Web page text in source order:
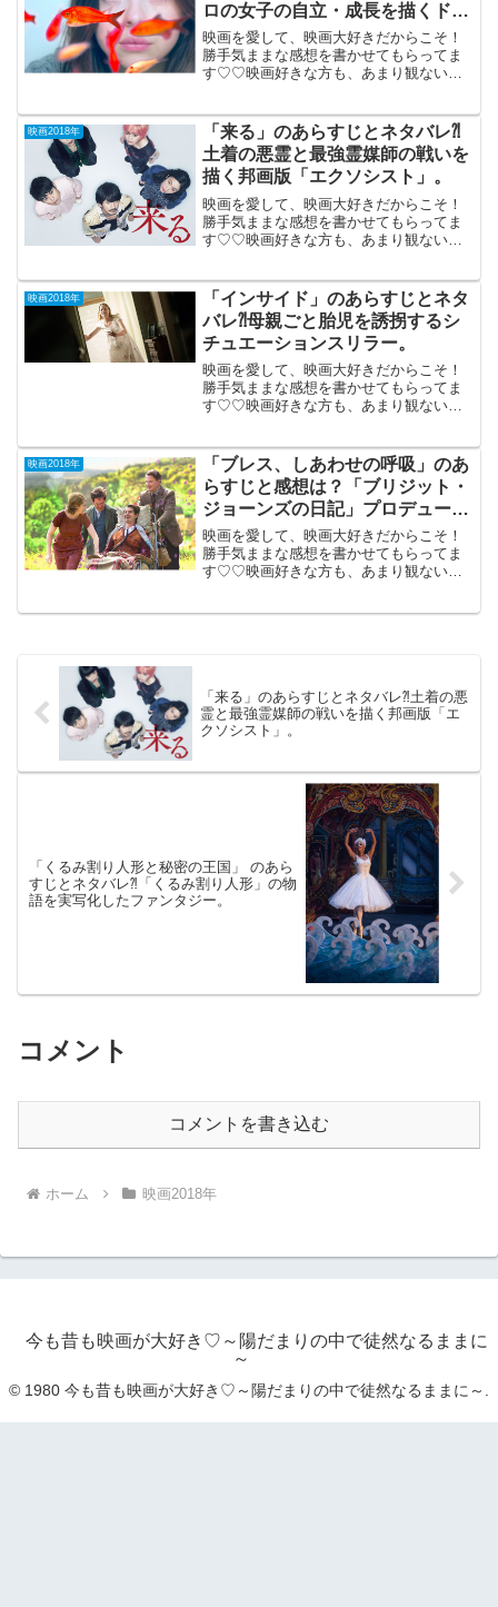
ロの女子の自立・成長を描くドラ
マ。
映画を愛して、映画大好きだからこそ！
勝手気ままな感想を書かせてもらってま
す♡♡映画好きな方も、あまり観ない方
10月20日公開（98分）コミュ...
映画2018年
「来る」のあらすじとネタバレ⁈
土着の悪霊と最強霊媒師の戦いを
描く邦画版「エクソシスト」。
映画を愛して、映画大好きだからこそ！
勝手気ままな感想を書かせてもらってま
す♡♡映画好きな方も、あまり観ない方
悪霊と最強霊媒師の戦いを描く邦画版
「エク...
映画2018年
「インサイド」のあらすじとネタ
バレ⁈母親ごと胎児を誘拐するシ
チュエーションスリラー。
映画を愛して、映画大好きだからこそ！
勝手気ままな感想を書かせてもらってま
す♡♡映画好きな方も、あまり観ない方
分）母親ごと胎児を誘拐するというアメ
リカの...
映画2018年
「ブレス、しあわせの呼吸」のあ
らすじと感想は？「ブリジット・
ジョーンズの日記」プロデューサ
ーが両親の実話を映画化。
映画を愛して、映画大好きだからこそ！
勝手気ままな感想を書かせてもらってま
す♡♡映画好きな方も、あまり観ない方
「来る」のあらすじとネタバレ⁈土着の悪
霊と最強霊媒師の戦いを描く邦画版「エ
クソシスト」。
「くるみ割り人形と秘密の王国」 のあら
すじとネタバレ⁈「くるみ割り人形」の物
語を実写化したファンタジー。
コメント
コメントを書き込む
ホーム 映画2018年
今も昔も映画が大好き♡～陽だまりの中で徒然なるままに
～
© 1980 今も昔も映画が大好き♡～陽だまりの中で徒然なるままに～.